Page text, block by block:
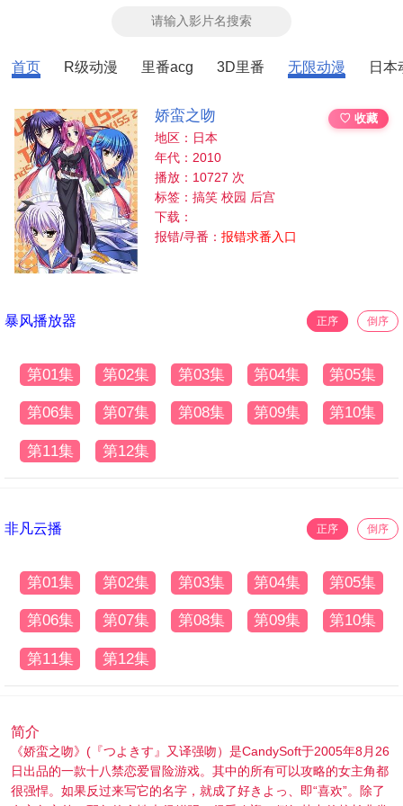
首页 R级动漫 里番acg 3D里番 无限动漫 日本
娇蛮之吻
♡ 收藏
地区：日本
年代：2010
播放：10727 次
标签：搞笑 校园 后宫
下载：
报错/寻番：报错求番入口
暴风播放器 正序 倒序
第01集 第02集 第03集 第04集 第05集
第06集 第07集 第08集 第09集 第10集
第11集 第12集
非凡云播 正序 倒序
第01集 第02集 第03集 第04集 第05集
第06集 第07集 第08集 第09集 第10集
第11集 第12集
简介
《娇蛮之吻》(『つよきす』又译强吻）是CandySoft于2005年8月26
日出品的一款十八禁恋爱冒险游戏。其中的所有可以攻略的女主角都
很强悍。如果反过来写它的名字，就成了好きよっ、即“喜欢”。除了